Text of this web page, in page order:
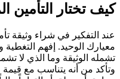
كيف تختار التأمين
عند التفكير في شراء وثيقة
معيارك الوحيد. إفهم التغطية
تشمله الوثيقة وما الذي لا
وتأكد من أنه يتناسب مع قيمة